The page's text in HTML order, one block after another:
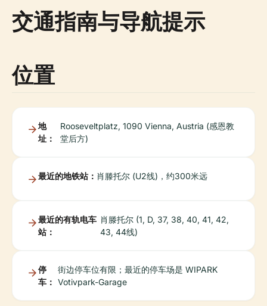
交通指南与导航提示
位置
地
址：
Rooseveltplatz, 1090 Vienna, Austria (感恩教
堂后方)
最近的地铁站： 肖滕托尔 (U2线)，约300米远
最近的有轨电车
站：
肖滕托尔 (1, D, 37, 38, 40, 41, 42,
43, 44线)
停
车：
街边停车位有限；最近的停车场是 WIPARK
Votivpark-Garage